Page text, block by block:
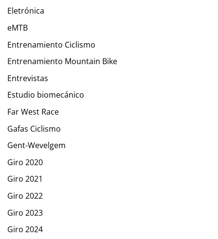
Eletrónica
eMTB
Entrenamiento Ciclismo
Entrenamiento Mountain Bike
Entrevistas
Estudio biomecánico
Far West Race
Gafas Ciclismo
Gent-Wevelgem
Giro 2020
Giro 2021
Giro 2022
Giro 2023
Giro 2024